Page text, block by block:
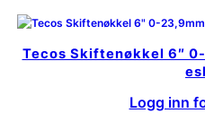
Tecos Skiftenøkkel 6″
Logg inn